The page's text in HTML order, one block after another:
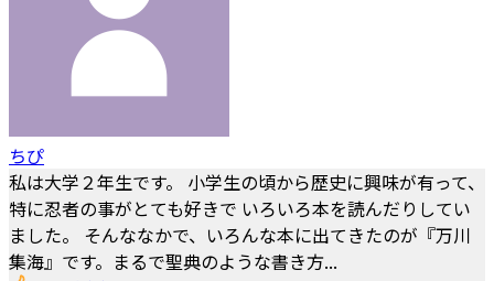
ちぴ
私は大学２年生です。 小学生の頃から歴史に興味が有って、
特に忍者の事がとても好きで いろいろ本を読んだりしてい
ました。 そんななかで、いろんな本に出てきたのが『万川
集海』です。まるで聖典のような書き方...